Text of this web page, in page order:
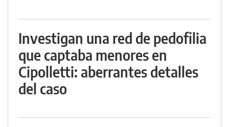
Investigan una red de pedofilia
que captaba menores en
Cipolletti: aberrantes detalles
del caso